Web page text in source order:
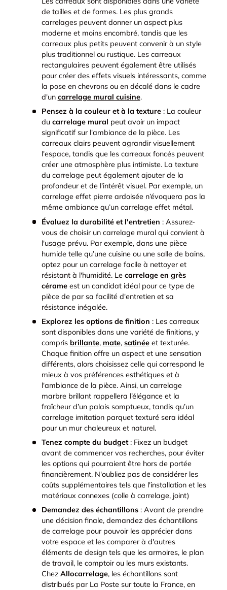
de tailles et de formes. Les plus grands
carrelages peuvent donner un aspect plus
moderne et moins encombré, tandis que les
carreaux plus petits peuvent convenir à un style
plus traditionnel ou rustique. Les carreaux
rectangulaires peuvent également être utilisés
pour créer des effets visuels intéressants, comme
la pose en chevrons ou en décalé dans le cadre
d'un carrelage mural cuisine.
Pensez à la couleur et à la texture: La couleur
du carrelage mural peut avoir un impact
significatif sur l'ambiance de la pièce. Les
carreaux clairs peuvent agrandir visuellement
l'espace, tandis que les carreaux foncés peuvent
créer une atmosphère plus intimiste. La texture
du carrelage peut également ajouter de la
profondeur et de l'intérêt visuel. Par exemple, un
carrelage effet pierre ardoisée n’évoquera pas la
même ambiance qu’un carrelage effet métal.
Évaluez la durabilité et l'entretien : Assurez-
vous de choisir un carrelage mural qui convient à
l'usage prévu. Par exemple, dans une pièce
humide telle qu’une cuisine ou une salle de bains,
optez pour un carrelage facile à nettoyer et
résistant à l'humidité. Le carrelage en grès
cérameest un candidat idéal pour ce type de
pièce de par sa facilité d'entretien et sa
résistance inégalée.
Explorez les options de finition : Les carreaux
sont disponibles dans une variété de finitions, y
compris brillante, mate, satinéeet texturée.
Chaque finition offre un aspect et une sensation
différents, alors choisissez celle qui correspond le
mieux à vos préférences esthétiques et à
l'ambiance de la pièce. Ainsi, un carrelage
marbre brillant rappellera l’élégance et la
fraîcheur d’un palais somptueux, tandis qu’un
carrelage imitation parquet texturé sera idéal
pour un mur chaleureux et naturel.
Tenez compte du budget: Fixez un budget
avant de commencer vos recherches, pour éviter
les options qui pourraient être hors de portée
financièrement. N'oubliez pas de considérer les
coûts supplémentaires tels que l'installation et les
matériaux connexes (colle à carrelage, joint)
Demandez des échantillons: Avant de prendre
une décision finale, demandez des échantillons
de carrelage pour pouvoir les apprécier dans
votre espace et les comparer à d'autres
éléments de design tels que les armoires, le plan
de travail, le comptoir ou les murs existants.
Chez Allocarrelage, les échantillons sont
distribués par La Poste sur toute la France, en